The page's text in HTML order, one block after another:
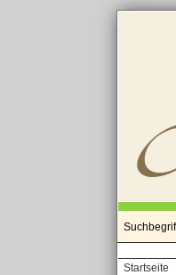
Startseite